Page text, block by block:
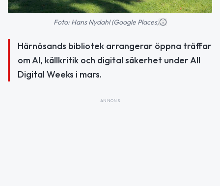
Foto: Hans Nydahl (Google Places)
Härnösands bibliotek arrangerar öppna träffar
om AI, källkritik och digital säkerhet under All
Digital Weeks i mars.
ANNONS